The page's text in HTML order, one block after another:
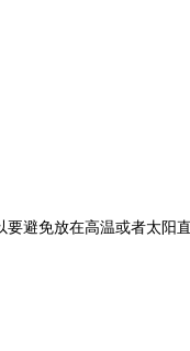
免放在高温或者太阳